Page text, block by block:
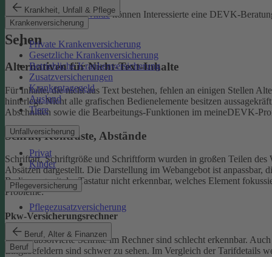
Krankheit, Unfall & Pflege
Krankenversicherung
Private Krankenversicherung
Gesetzliche Krankenversicherung
Betriebliche Krankenversicherung
Zusatzversicherungen
Krankentagegeld
Ausland
Tiere
Unfallversicherung
Privat
Kinder
Pflegeversicherung
Pflegezusatzversicherung
Beruf, Alter & Finanzen
Beruf
Unterberatersuche.devk.dekönnen Interessierte eine DEVK-
Sehen
Alternativen für Nicht-Text-Inhalte
Für Inhalte, die nicht aus Text bestehen, fehlen an einigen Stellen
hinterlegt.Nicht alle grafischen Bedienelemente besitzen
Abschnitten sowie die Bearbeitungs-Funktionen im meineDEVK-
Schrift, Kontraste, Abstände
Schriftart, Schriftgröße und Schriftform wurden in großen Teilen des
Absätzen dargestellt. Die Darstellung im Webangebot ist anpassbar,
Bedienung mit der Tastatur nicht erkennbar, welches Element
Probleme:
Pkw-Versicherungsrechner
Bereits absolvierte Schritte im Rechner sind schlecht erkennbar. Auch
Eingabefeldern sind schwer zu sehen. Im Vergleich der Tarifdetails